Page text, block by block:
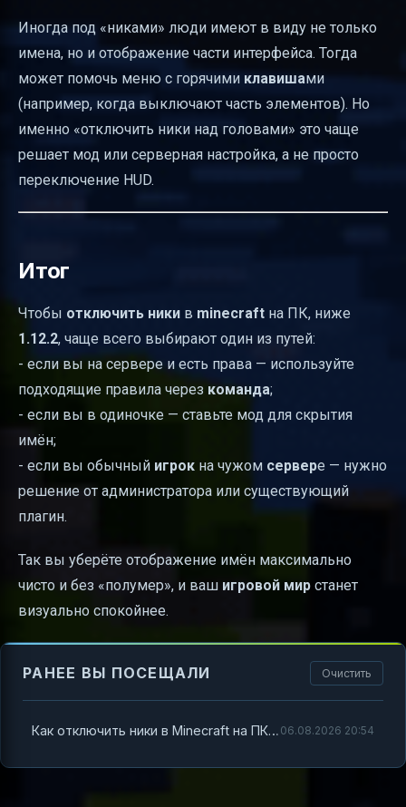
Иногда под «никами» люди имеют в виду не только
имена, но и отображение части интерфейса. Тогда
может помочь меню с горячими клавишами
(например, когда выключают часть элементов). Но
именно «отключить ники над головами» это чаще
решает мод или серверная настройка, а не просто
переключение HUD.
Итог
Чтобы отключить ники в minecraft на ПК, ниже
1.12.2, чаще всего выбирают один из путей:
- если вы на сервере и есть права — используйте
подходящие правила через команда;
- если вы в одиночке — ставьте мод для скрытия
имён;
- если вы обычный игрок на чужом сервере — нужно
решение от администратора или существующий
плагин.
Так вы уберёте отображение имён максимально
чисто и без «полумер», и ваш игровой мир станет
визуально спокойнее.
РАНЕЕ ВЫ ПОСЕЩАЛИ Очистить
Как отключить ники в Minecraft на ПК (версия ниже 1.12.2) 06.08.2026 20:54